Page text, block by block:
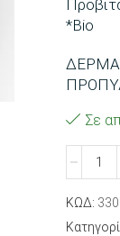
*Bio
Σε
σώματος
Αroma
ΚΩΔ: